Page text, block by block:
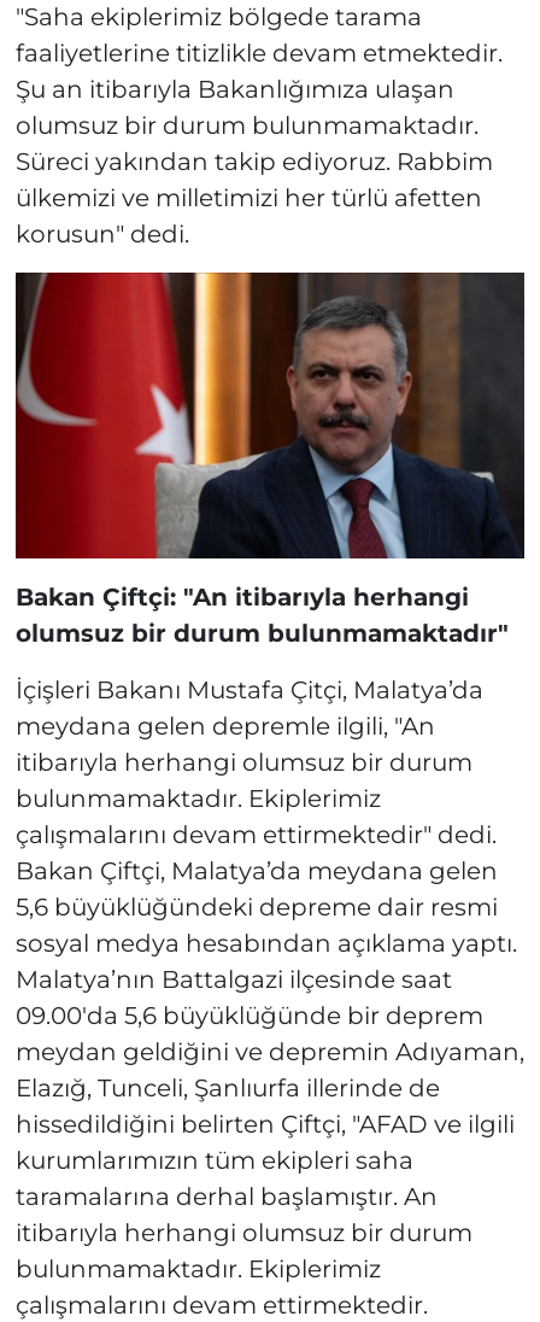
"Saha ekiplerimiz bölgede tarama
faaliyetlerine titizlikle devam etmektedir.
Şu an itibarıyla Bakanlığımıza ulaşan
olumsuz bir durum bulunmamaktadır.
Süreci yakından takip ediyoruz. Rabbim
ülkemizi ve milletimizi her türlü afetten
korusun" dedi.
Bakan Çiftçi: "An itibarıyla herhangi
olumsuz bir durum bulunmamaktadır"
İçişleri Bakanı Mustafa Çitçi, Malatya’da
meydana gelen depremle ilgili, "An
itibarıyla herhangi olumsuz bir durum
bulunmamaktadır. Ekiplerimiz
çalışmalarını devam ettirmektedir" dedi.
Bakan Çiftçi, Malatya’da meydana gelen
5,6 büyüklüğündeki depreme dair resmi
sosyal medya hesabından açıklama yaptı.
Malatya’nın Battalgazi ilçesinde saat
09.00'da 5,6 büyüklüğünde bir deprem
meydan geldiğini ve depremin Adıyaman,
Elazığ, Tunceli, Şanlıurfa illerinde de
hissedildiğini belirten Çiftçi, "AFAD ve ilgili
kurumlarımızın tüm ekipleri saha
taramalarına derhal başlamıştır. An
itibarıyla herhangi olumsuz bir durum
bulunmamaktadır. Ekiplerimiz
çalışmalarını devam ettirmektedir.